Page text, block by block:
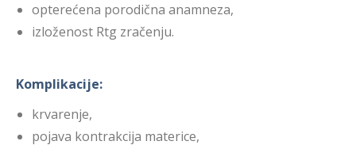
opterećena porodična anamneza,
izloženost Rtg zračenju.
Komplikacije:
krvarenje,
pojava kontrakcija materice,